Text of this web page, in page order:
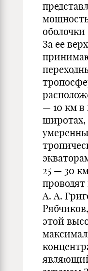
оболочки
За ее
— 10 км
широтах,
25 — 30
А. А.
этой